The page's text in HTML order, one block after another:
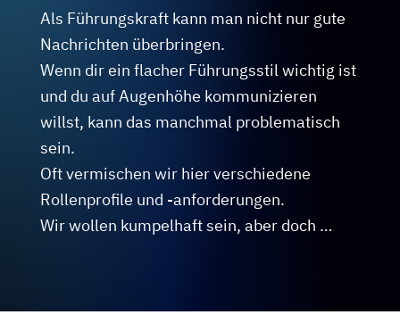
Mit den richtigen Tools wirst du dich wohler
fühlen.
Deine Nervosität wird dann nicht mehr sein
als das nötige Lampenfieber für einen
perfekten Auftritt.
Einzelcoaching online oder als
Gruppentraining für deine Firma.
Sprich mich einfach an und wir finden die
passende Lösung.
Als Führungskraft kann man nicht nur gute
Nachrichten überbringen.
Wenn dir ein flacher Führungsstil wichtig ist
und du auf Augenhöhe kommunizieren
willst, kann das manchmal problematisch
sein.
Oft vermischen wir hier verschiedene
Rollenprofile und -anforderungen.
Wir wollen kumpelhaft sein, aber doch